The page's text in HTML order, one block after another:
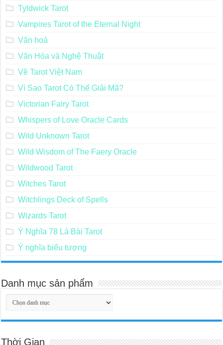
Tyldwick Tarot
Vampires Tarot of the Eternal Night
Văn hoá
Văn Hóa và Nghệ Thuật
Về Tarot Việt Nam
Vì Sao Tarot Có Thể Giải Mã?
Victorian Fairy Tarot
Whispers of Love Oracle Cards
Wild Unknown Tarot
Wild Wisdom of The Faery Oracle
Wildwood Tarot
Witches Tarot
Witchlings Deck of Spells
Wizards Tarot
Ý Nghĩa 78 Lá Bài Tarot
Ý nghĩa biểu tượng
Danh mục sản phẩm
Thời Gian